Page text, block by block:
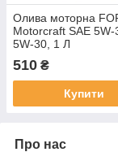
Олива моторна
Motorcraft SAE 5W-
5W-30, 1 Л
510 ₴
Купити
Про нас